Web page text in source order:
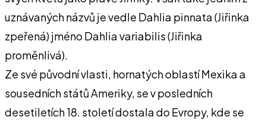
uznávaných názvů je vedle Dahlia pinnata (Jiřinka
zpeřená) jméno Dahlia variabilis (Jiřinka
proměnlivá).
Ze své původní vlasti, hornatých oblastí Mexika a
sousedních států Ameriky, se v posledních
desetiletích 18. století dostala do Evropy, kde se